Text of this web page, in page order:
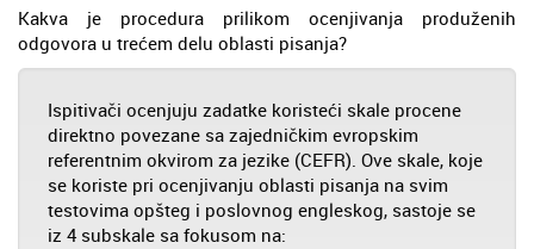
Kakva je procedura prilikom ocenjivanja produženih
odgovora u trećem delu oblasti pisanja?
Ispitivači ocenjuju zadatke koristeći skale procene
direktno povezane sa zajedničkim evropskim
referentnim okvirom za jezike (CEFR). Ove skale, koje
se koriste pri ocenjivanju oblasti pisanja na svim
testovima opšteg i poslovnog engleskog, sastoje se
iz 4 subskale sa fokusom na: